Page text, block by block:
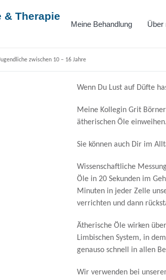
& Therapie
Meine Behandlung Über
zwischen 10 – 16 Jahre
Wenn Du Lust auf Düfte
Meine Kollegin Grit
ätherischen Öle einweihen.
Sie können auch Dir im
Wissenschaftliche
Öle in 20 Sekunden im
Minuten in jeder Zelle
verrichten und dann
Ätherische Öle wirken
Limbischen System, in
genauso schnell in allen
Wir verwenden bei